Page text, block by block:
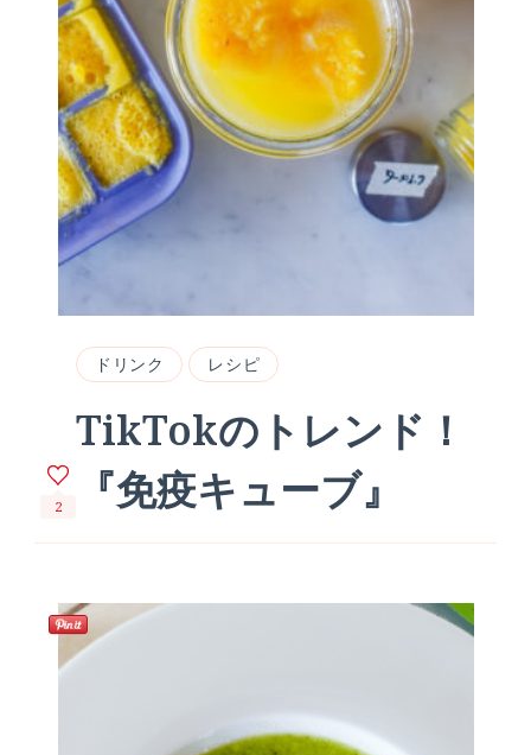
ドリンク レシピ
TikTokのトレンド！
『免疫キューブ』
2